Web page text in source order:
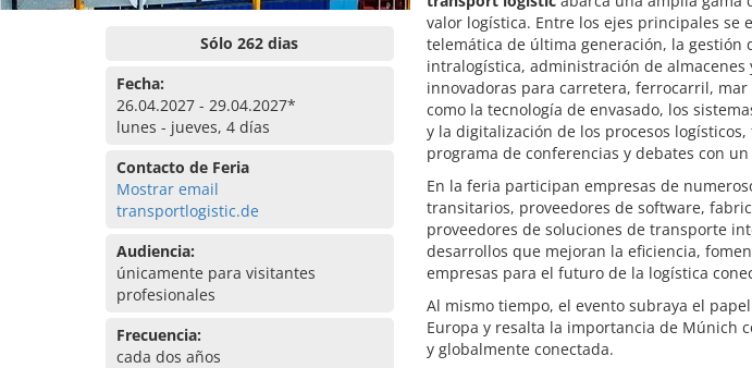
Sólo 262 dias
Fecha:
26.04.2027 - 29.04.2027*
lunes - jueves, 4 días
Contacto de Feria
Mostrar email
transportlogistic.de
Audiencia:
únicamente para visitantes
profesionales
Frecuencia:
cada dos años
valor logística. Entre los ejes principales se
telemática de última generación, la gestión
intralogística, administración de
innovadoras para carretera, ferrocarril,
como la tecnología de envasado, los
y la digitalización de los procesos
programa de conferencias y debates con
En la feria participan empresas de
transitarios, proveedores de software,
proveedores de soluciones de transporte
desarrollos que mejoran la eficiencia,
empresas para el futuro de la logística
Al mismo tiempo, el evento subraya el
Europa y resalta la importancia de Múnich
y globalmente conectada.